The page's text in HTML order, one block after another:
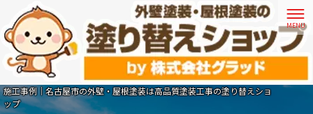
施工事例｜名古屋市の外壁・屋根塗装は高品質塗装工事の塗り替えショ
ップ